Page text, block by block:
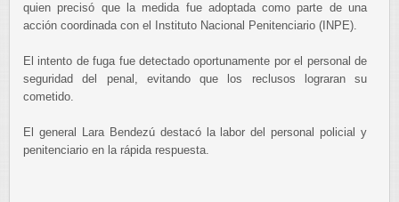
quien precisó que la medida fue adoptada como parte de una
acción coordinada con el Instituto Nacional Penitenciario (INPE).
El intento de fuga fue detectado oportunamente por el personal de
seguridad del penal, evitando que los reclusos lograran su
cometido.
El general Lara Bendezú destacó la labor del personal policial y
penitenciario en la rápida respuesta.